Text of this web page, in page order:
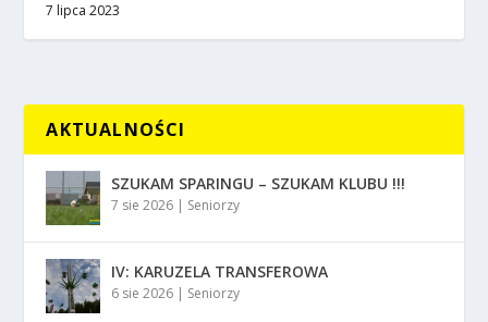
7 lipca 2023
AKTUALNOŚCI
SZUKAM SPARINGU – SZUKAM KLUBU !!!
7 sie 2026 | Seniorzy
IV: KARUZELA TRANSFEROWA
6 sie 2026 | Seniorzy